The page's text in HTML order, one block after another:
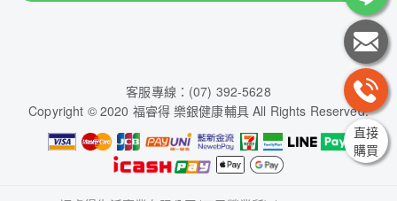
客服專線：(07) 392-5628
Copyright © 2020 福睿得 樂銀健康輔具 All Rights Reserved.
直接
購買